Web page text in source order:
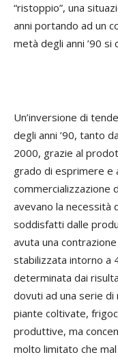
“ristoppio”, una
anni portando ad un
metà degli anni ’90 si
Un’inversione di
degli anni ’90, tanto
2000, grazie al
grado di esprimere e
commercializzazione
avevano la necessità
soddisfatti dalle
avuta una
stabilizzata intorno a
determinata dai
dovuti ad una serie di
piante coltivate,
produttive, ma
molto limitato che mal